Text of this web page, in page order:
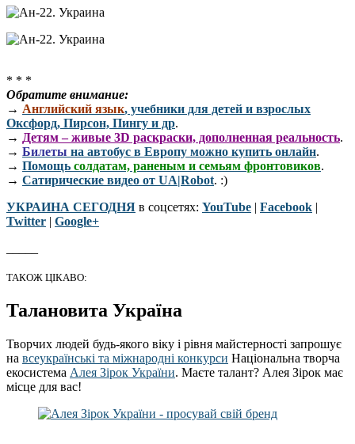
* * *
Обратите внимание:
→ Английский язык, учебники для детей и взрослых
Оксфорд, Пирсон, Пингу и др.
→ Детям – живые 3D раскраски, дополненная реальность.
→ Билеты на автобус в Европу можно купить онлайн.
→ Помощь солдатам, раненым и семьям фронтовиков.
→ Сатирические видео от UA|Robot. :)
УКРАИНА СЕГОДНЯ в соцсетях: YouTube | Facebook |
Twitter | Google+
ТАКОЖ ЦІКАВО:
Талановита Україна
Творчих людей будь-якого віку і рівня майстерності запрошує
на всеукраїнські та міжнародні конкурси Національна творча
екосистема Алея Зірок України. Маєте талант? Алея Зірок має
місце для вас!